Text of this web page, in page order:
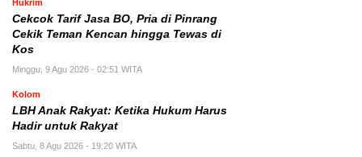
Hukrim
Cekcok Tarif Jasa BO, Pria di Pinrang
Cekik Teman Kencan hingga Tewas di
Kos
Minggu, 9 Agu 2026 - 02:51 WITA
Kolom
LBH Anak Rakyat: Ketika Hukum Harus
Hadir untuk Rakyat
Sabtu, 8 Agu 2026 - 19:20 WITA